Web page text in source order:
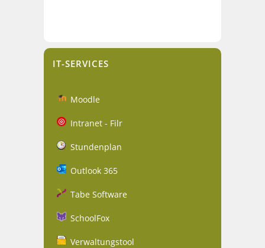
IT-SERVICES
Moodle
Intranet - Filr
Stundenplan
Outlook 365
Tabe Software
SchoolFox
Verwaltungstool